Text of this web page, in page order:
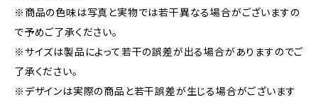
※商品の色味は写真と実物では若干異なる場合がございますの
で予めご了承ください。
※サイズは製品によって若干の誤差が出る場合がありますのでご
了承ください。
※デザインは実際の商品と若干誤差が生じる場合がございます